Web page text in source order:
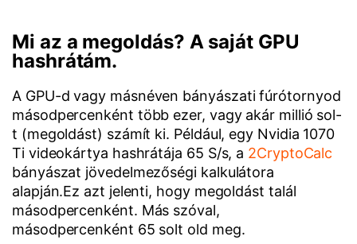
Mi az a megoldás? A saját GPU
hashrátám.
A GPU-d vagy másnéven bányászati fúrótornyod
másodpercenként több ezer, vagy akár millió sol-
t (megoldást) számít ki. Például, egy Nvidia 1070
Ti videokártya hashrátája 65 S/s, a 2CryptoCalc
bányászat jövedelmezőségi kalkulátora
alapján.Ez azt jelenti, hogy megoldást talál
másodpercenként. Más szóval,
másodpercenként 65 solt old meg.